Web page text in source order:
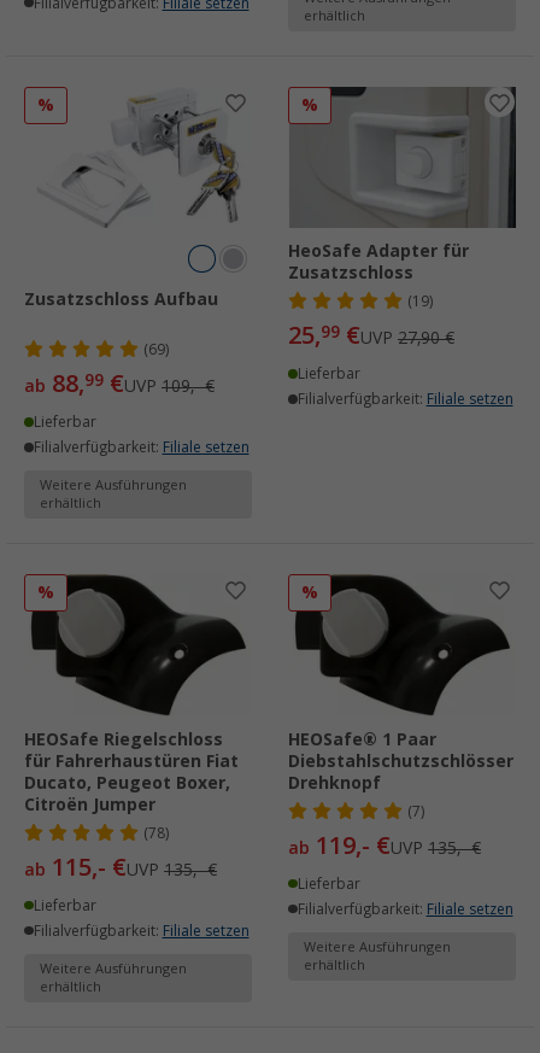
erhältlich
%
Zusatzschloss Aufbau
(69)
ab 88,99 €UVP 109,- €
Lieferbar
Filialverfügbarkeit: Filiale setzen
Weitere Ausführungen
erhältlich
%
HeoSafe Adapter für
Zusatzschloss
(19)
25,99 €UVP 27,90 €
Lieferbar
Filialverfügbarkeit: Filiale setzen
%
HEOSafe Riegelschloss
für Fahrerhaustüren Fiat
Ducato, Peugeot Boxer,
Citroën Jumper
(78)
ab 115,- €UVP 135,- €
Lieferbar
Filialverfügbarkeit: Filiale setzen
Weitere Ausführungen
erhältlich
%
HEOSafe® 1 Paar
Diebstahlschutzschlösser
Drehknopf
(7)
ab 119,- €UVP 135,- €
Lieferbar
Filialverfügbarkeit: Filiale setzen
Weitere Ausführungen
erhältlich